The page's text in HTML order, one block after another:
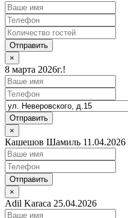
Отправить
×
8 марта 2026г.!
Отправить
×
Кашешов Шамиль 11.04.2026
Отправить
×
Adil Karaca 25.04.2026